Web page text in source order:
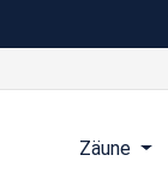
Zäune